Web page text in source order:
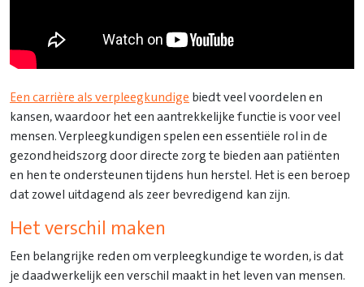
Een carrière als verpleegkundige biedt veel voordelen en
kansen, waardoor het een aantrekkelijke functie is voor veel
mensen. Verpleegkundigen spelen een essentiële rol in de
gezondheidszorg door directe zorg te bieden aan patiënten
en hen te ondersteunen tijdens hun herstel. Het is een beroep
dat zowel uitdagend als zeer bevredigend kan zijn.
Het verschil maken
Een belangrijke reden om verpleegkundige te worden, is dat
je daadwerkelijk een verschil maakt in het leven van mensen.